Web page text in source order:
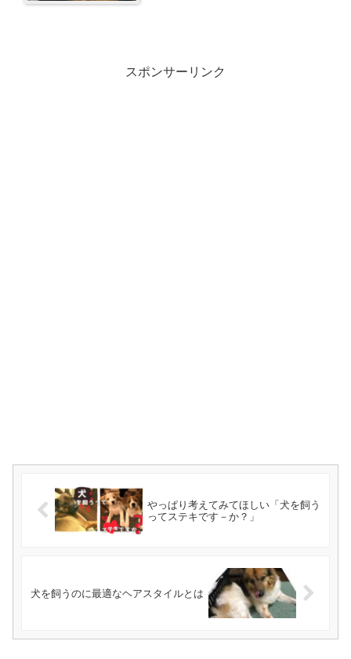
スポンサーリンク
やっぱり考えてみてほしい「犬を飼う
ってステキです－か？」
犬を飼うのに最適なヘアスタイルとは